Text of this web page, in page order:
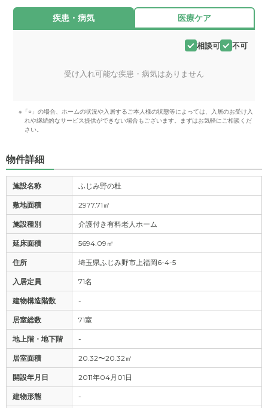
疾患・病気 医療ケア
相談可 不可
受け入れ可能な疾患・病気はありません
※「○」の場合、ホームの状況や入居するご本人様の状態等によっては、入居のお受け入
れや継続的なサービス提供ができない場合もございます。まずはお気軽にご相談くだ
さい。
物件詳細
施設名称 ふじみ野の杜
敷地面積 2977.71㎡
施設種別 介護付き有料老人ホーム
延床面積 5694.09㎡
住所 埼玉県ふじみ野市上福岡6-4-5
入居定員 71名
建物構造階数 -
居室総数 71室
地上階・地下階 -
居室面積 20.32〜20.32㎡
開設年月日 2011年04月01日
建物形態 -